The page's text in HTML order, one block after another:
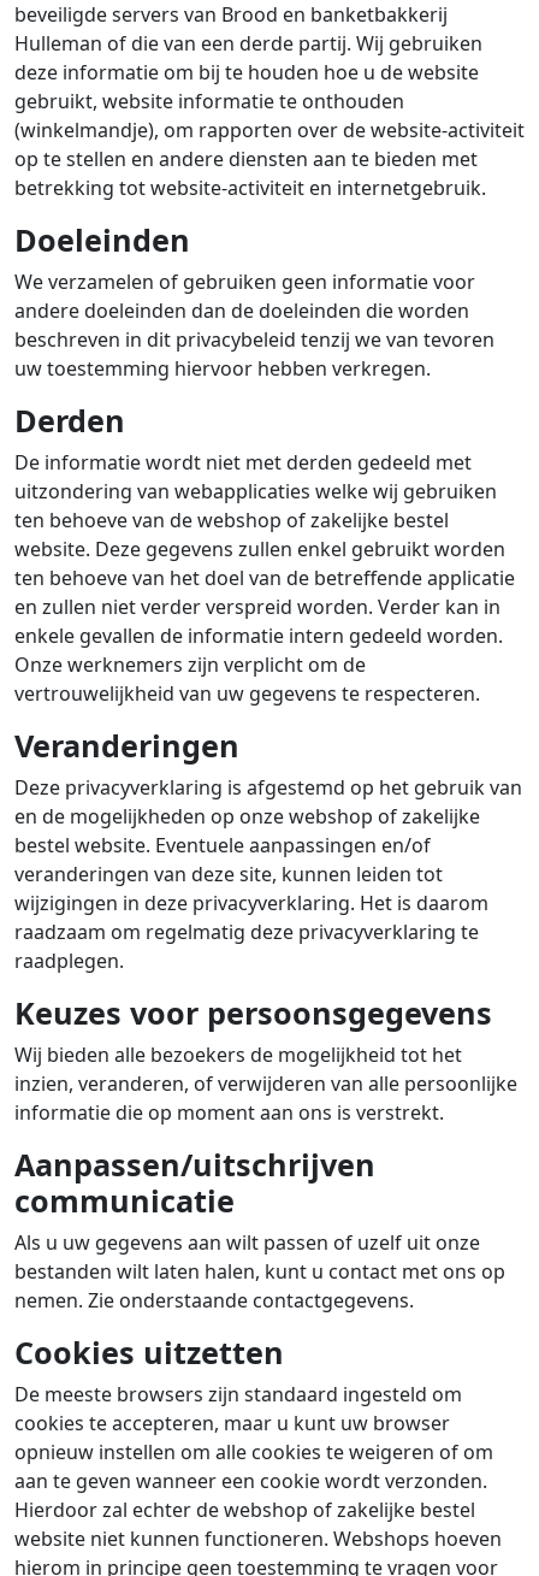
beveiligde servers van Brood en banketbakkerij
Hulleman of die van een derde partij. Wij gebruiken
deze informatie om bij te houden hoe u de website
gebruikt, website informatie te onthouden
(winkelmandje), om rapporten over de website-activiteit
op te stellen en andere diensten aan te bieden met
betrekking tot website-activiteit en internetgebruik.
Doeleinden
We verzamelen of gebruiken geen informatie voor
andere doeleinden dan de doeleinden die worden
beschreven in dit privacybeleid tenzij we van tevoren
uw toestemming hiervoor hebben verkregen.
Derden
De informatie wordt niet met derden gedeeld met
uitzondering van webapplicaties welke wij gebruiken
ten behoeve van de webshop of zakelijke bestel
website. Deze gegevens zullen enkel gebruikt worden
ten behoeve van het doel van de betreffende applicatie
en zullen niet verder verspreid worden. Verder kan in
enkele gevallen de informatie intern gedeeld worden.
Onze werknemers zijn verplicht om de
vertrouwelijkheid van uw gegevens te respecteren.
Veranderingen
Deze privacyverklaring is afgestemd op het gebruik van
en de mogelijkheden op onze webshop of zakelijke
bestel website. Eventuele aanpassingen en/of
veranderingen van deze site, kunnen leiden tot
wijzigingen in deze privacyverklaring. Het is daarom
raadzaam om regelmatig deze privacyverklaring te
raadplegen.
Keuzes voor persoonsgegevens
Wij bieden alle bezoekers de mogelijkheid tot het
inzien, veranderen, of verwijderen van alle persoonlijke
informatie die op moment aan ons is verstrekt.
Aanpassen/uitschrijven
communicatie
Als u uw gegevens aan wilt passen of uzelf uit onze
bestanden wilt laten halen, kunt u contact met ons op
nemen. Zie onderstaande contactgegevens.
Cookies uitzetten
De meeste browsers zijn standaard ingesteld om
cookies te accepteren, maar u kunt uw browser
opnieuw instellen om alle cookies te weigeren of om
aan te geven wanneer een cookie wordt verzonden.
Hierdoor zal echter de webshop of zakelijke bestel
website niet kunnen functioneren. Webshops hoeven
hierom in principe geen toestemming te vragen voor